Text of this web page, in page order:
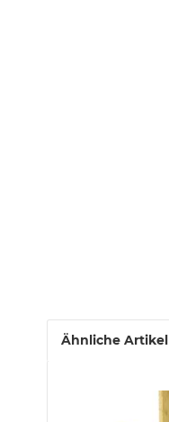
Ähnliche Artikel